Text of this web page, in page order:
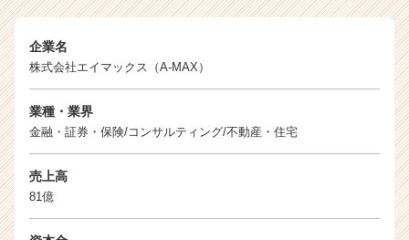
ー
|
ン
長
企業名
株式会社エイマックス（A-MAX）
業種・業界
金融・証券・保険/コンサルティング/不動産・住宅
売上高
81億